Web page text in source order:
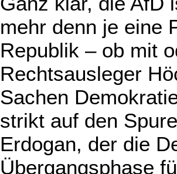
mehr denn je eine
Republik – ob mit
Rechtsausleger
Sachen
strikt auf den
Erdogan, der die
Übergangsphase